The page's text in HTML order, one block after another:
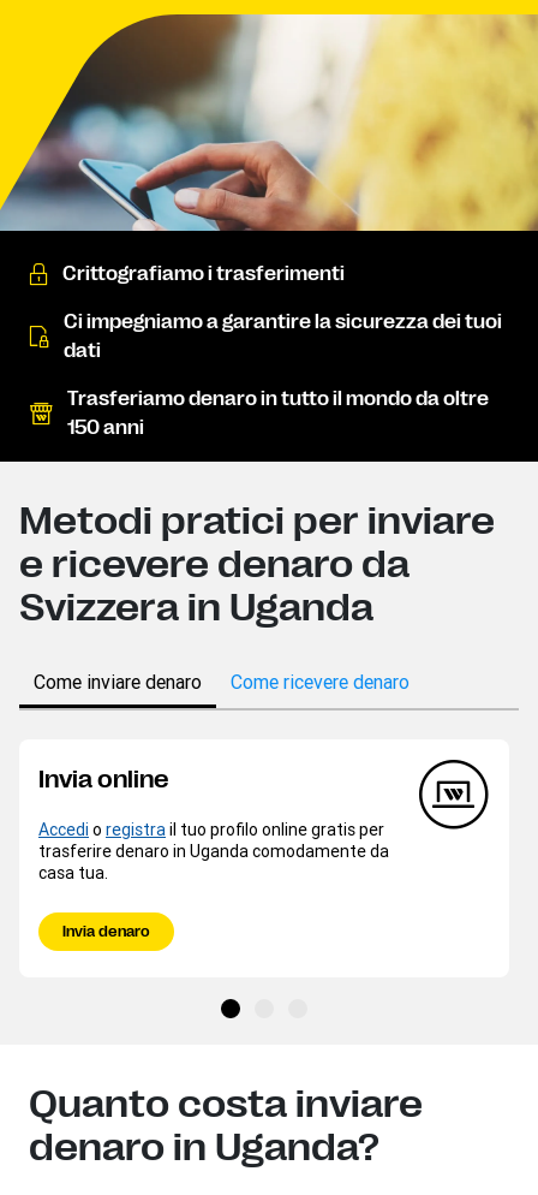
Crittografiamo i trasferimenti
Ci impegniamo a garantire la sicurezza dei tuoi
dati
Trasferiamo denaro in tutto il mondo da oltre
150 anni
Metodi pratici per inviare
e ricevere denaro da
Svizzera in Uganda
Come inviare denaro Come ricevere denaro
Invia online
Accedi o registra il tuo profilo online gratis per
trasferire denaro in Uganda comodamente da
casa tua.
Invia denaro
Quanto costa inviare
denaro in Uganda?